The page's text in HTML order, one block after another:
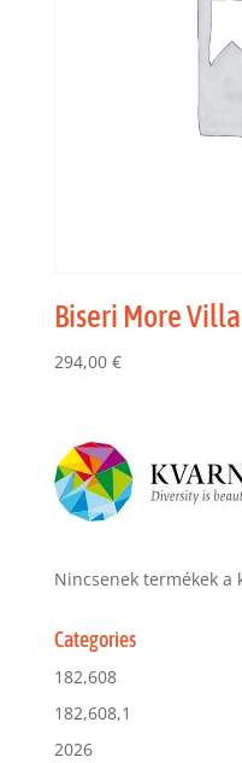
Biseri More
294,00 €
Nincsenek termékek a
Categories
182,608
182,608,1
2026